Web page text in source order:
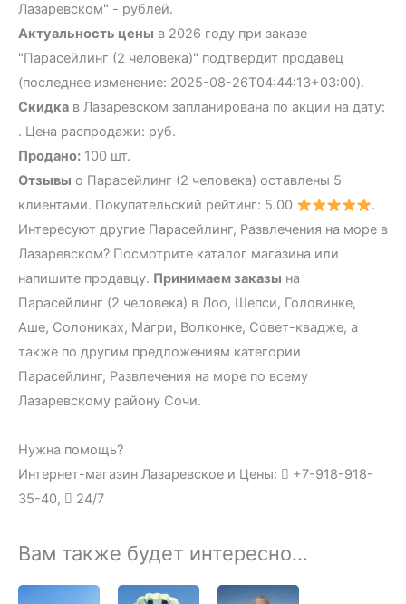
Лазаревском" - рублей.
Актуальность цены в 2026 году при заказе
"Парасейлинг (2 человека)" подтвердит продавец
(последнее изменение: 2025-08-26T04:44:13+03:00).
Скидка в Лазаревском запланирована по акции на дату:
. Цена распродажи: руб.
Продано: 100 шт.
Отзывы о Парасейлинг (2 человека) оставлены 5
клиентами. Покупательский рейтинг: 5.00
.
Интересуют другие Парасейлинг, Развлечения на море в
Лазаревском? Посмотрите каталог магазина или
напишите продавцу. Принимаем заказы на
Парасейлинг (2 человека) в Лоо, Шепси, Головинке,
Аше, Солониках, Магри, Волконке, Совет-квадже, а
также по другим предложениям категории
Парасейлинг, Развлечения на море по всему
Лазаревскому району Сочи.
Нужна помощь?
Интернет-магазин Лазаревское и Цены:
+7-918-918-
35-40,
24/7
Вам также будет интересно…